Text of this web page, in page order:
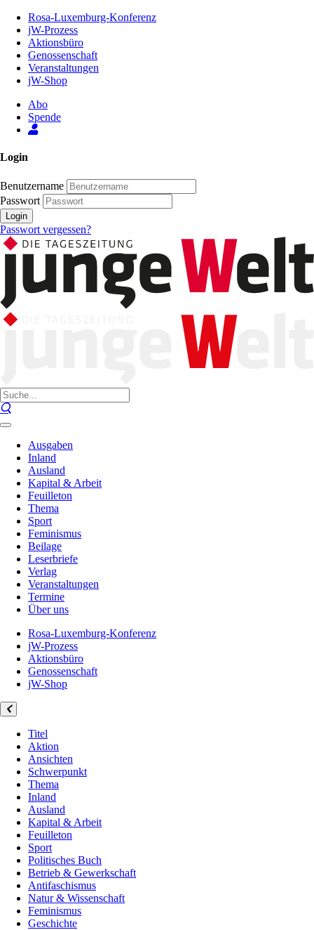
Inhalt
Seite
Rosa-Luxemburg-Konferenz
jW-Prozess
Aktionsbüro
Genossenschaft
Veranstaltungen
jW-Shop
Abo
Spende
Login
Benutzername
Passwort
Login
Passwort vergessen?
Ausgaben
Inland
Ausland
Kapital & Arbeit
Feuilleton
Thema
Sport
Feminismus
Beilage
Leserbriefe
Verlag
Veranstaltungen
Termine
Über uns
Rosa-Luxemburg-Konferenz
jW-Prozess
Aktionsbüro
Genossenschaft
jW-Shop
Titel
Aktion
Ansichten
Schwerpunkt
Thema
Inland
Ausland
Kapital & Arbeit
Feuilleton
Sport
Politisches Buch
Betrieb & Gewerkschaft
Antifaschismus
Natur & Wissenschaft
Feminismus
Geschichte